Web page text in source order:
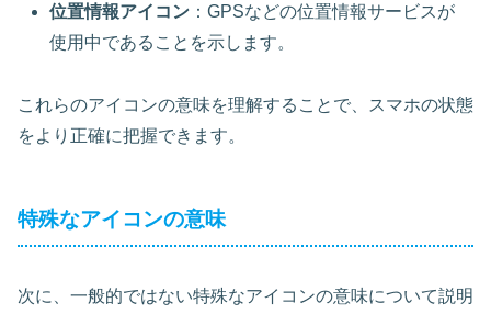
位置情報アイコン ：GPSなどの位置情報サービスが
使用中であることを示します。
これらのアイコンの意味を理解することで、スマホの状態
をより正確に把握できます。
特殊なアイコンの意味
次に、一般的ではない特殊なアイコンの意味について説明